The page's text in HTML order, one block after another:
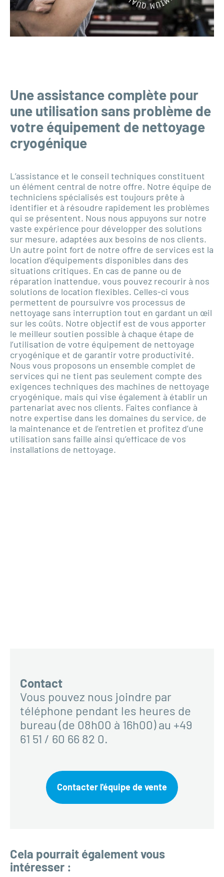
Une assistance complète pour
une utilisation sans problème de
votre équipement de nettoyage
cryogénique
L’assistance et le conseil techniques constituent
un élément central de notre offre. Notre équipe de
techniciens spécialisés est toujours prête à
identifier et à résoudre rapidement les problèmes
qui se présentent. Nous nous appuyons sur notre
vaste expérience pour développer des solutions
sur mesure, adaptées aux besoins de nos clients.
Un autre point fort de notre offre de services est la
location d’équipements disponibles dans des
situations critiques. En cas de panne ou de
réparation inattendue, vous pouvez recourir à nos
solutions de location flexibles. Celles-ci vous
permettent de poursuivre vos processus de
nettoyage sans interruption tout en gardant un œil
sur les coûts. Notre objectif est de vous apporter
le meilleur soutien possible à chaque étape de
l’utilisation de votre équipement de nettoyage
cryogénique et de garantir votre productivité.
Nous vous proposons un ensemble complet de
services qui ne tient pas seulement compte des
exigences techniques des machines de nettoyage
cryogénique, mais qui vise également à établir un
partenariat avec nos clients. Faites confiance à
notre expertise dans les domaines du service, de
la maintenance et de l’entretien et profitez d’une
utilisation sans faille ainsi qu’efficace de vos
installations de nettoyage.
Contact
Vous pouvez nous joindre par
téléphone pendant les heures de
bureau (de 08h00 à 16h00) au +49
61 51 / 60 66 82 0.
Contacter l'équipe de vente
Cela pourrait également vous
intéresser :